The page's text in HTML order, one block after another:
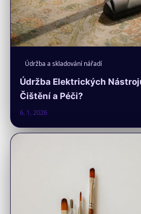
Údržba a skladování nářadí
Údržba Elektrických
Čištění a Péči?
6. 1. 2026